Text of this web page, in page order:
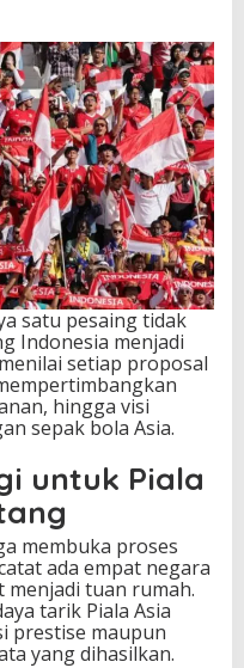
satu pesaing tidak
Indonesia menjadi
setiap proposal
hingga visi
sepak bola Asia.
untuk Piala
membuka proses
ada empat negara
menjadi tuan rumah.
tarik Piala Asia
prestise maupun
yang dihasilkan.